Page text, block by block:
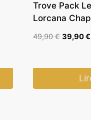
Trove Pack
Lorcana
49,90€ Le
49,90 €.
39,90€